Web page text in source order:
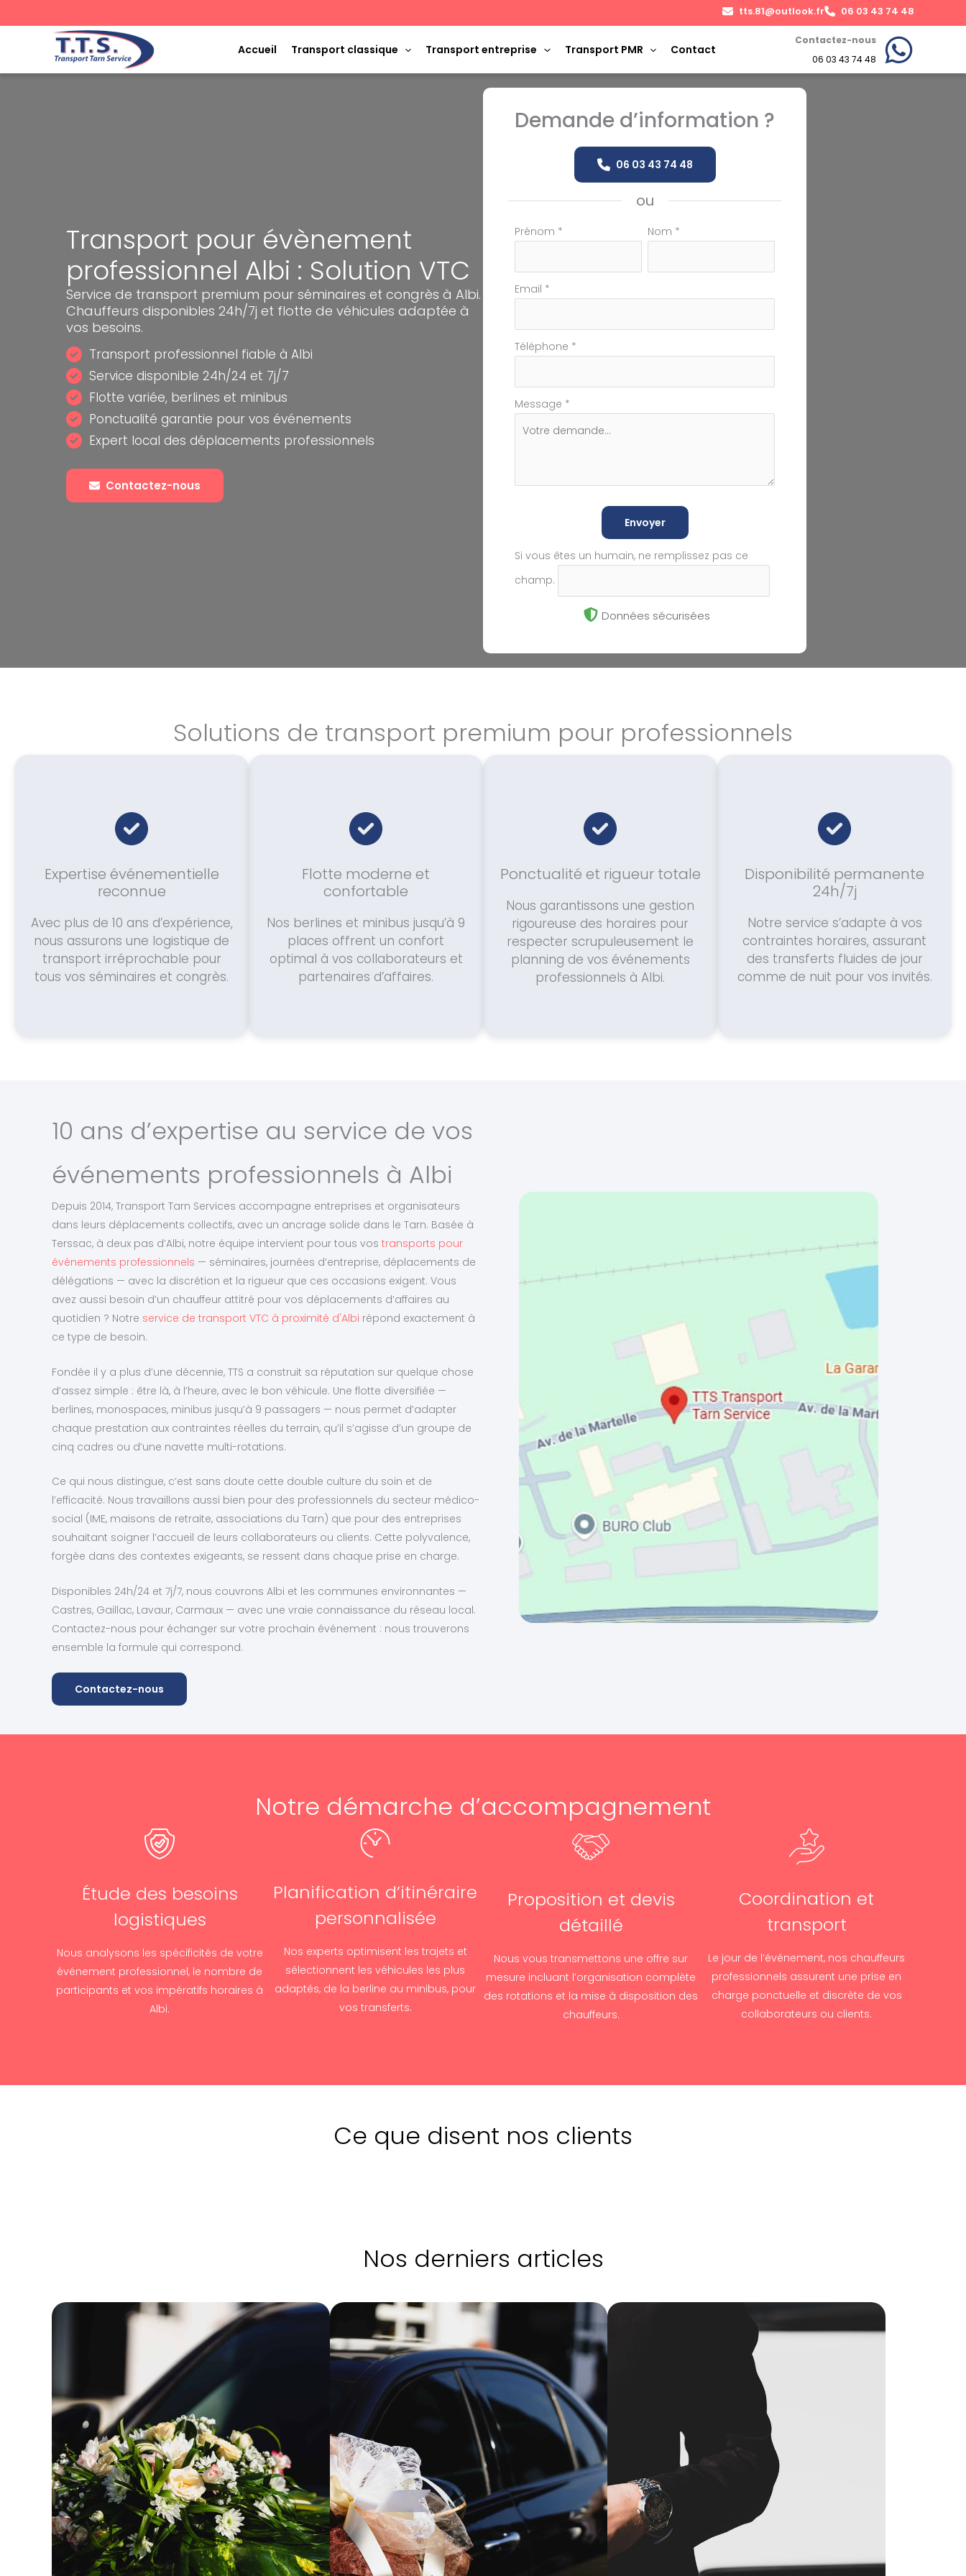
au
tts.81@outlook.fr 06 03 43 74 48
Accueil Transport classique Transport entreprise Transport PMR Contact
Contactez-nous
06 03 43 74 48
Transport pour évènement
professionnel Albi : Solution VTC
Service de transport premium pour séminaires et congrès à Albi.
Chauffeurs disponibles 24h/7j et flotte de véhicules adaptée à
vos besoins.
Transport professionnel fiable à Albi
Service disponible 24h/24 et 7j/7
Flotte variée, berlines et minibus
Ponctualité garantie pour vos événements
Expert local des déplacements professionnels
Contactez-nous
Demande d’information ?
06 03 43 74 48
ou
Formulaire
téléphone
Prénom * Nom *
Email *
Téléphone *
Message *
Envoyer
Si vous êtes un humain, ne remplissez pas ce
champ.
Données sécurisées
Solutions de transport premium pour professionnels
Expertise événementielle
reconnue
Avec plus de 10 ans d’expérience,
nous assurons une logistique de
transport irréprochable pour
tous vos séminaires et congrès.
Flotte moderne et
confortable
Nos berlines et minibus jusqu’à 9
places offrent un confort
optimal à vos collaborateurs et
partenaires d’affaires.
Ponctualité et rigueur totale
Nous garantissons une gestion
rigoureuse des horaires pour
respecter scrupuleusement le
planning de vos événements
professionnels à Albi.
Disponibilité permanente
24h/7j
Notre service s’adapte à vos
contraintes horaires, assurant
des transferts fluides de jour
comme de nuit pour vos invités.
10 ans d’expertise au service de vos
événements professionnels à Albi
Depuis 2014, Transport Tarn Services accompagne entreprises et organisateurs
dans leurs déplacements collectifs, avec un ancrage solide dans le Tarn. Basée à
Terssac, à deux pas d’Albi, notre équipe intervient pour tous vos transports pour
événements professionnels — séminaires, journées d’entreprise, déplacements de
délégations — avec la discrétion et la rigueur que ces occasions exigent. Vous
avez aussi besoin d’un chauffeur attitré pour vos déplacements d’affaires au
quotidien ? Notre service de transport VTC à proximité d'Albi répond exactement à
ce type de besoin.
Fondée il y a plus d’une décennie, TTS a construit sa réputation sur quelque chose
d’assez simple : être là, à l’heure, avec le bon véhicule. Une flotte diversifiée —
berlines, monospaces, minibus jusqu’à 9 passagers — nous permet d’adapter
chaque prestation aux contraintes réelles du terrain, qu’il s’agisse d’un groupe de
cinq cadres ou d’une navette multi-rotations.
Ce qui nous distingue, c’est sans doute cette double culture du soin et de
l’efficacité. Nous travaillons aussi bien pour des professionnels du secteur médico-
social (IME, maisons de retraite, associations du Tarn) que pour des entreprises
souhaitant soigner l’accueil de leurs collaborateurs ou clients. Cette polyvalence,
forgée dans des contextes exigeants, se ressent dans chaque prise en charge.
Disponibles 24h/24 et 7j/7, nous couvrons Albi et les communes environnantes —
Castres, Gaillac, Lavaur, Carmaux — avec une vraie connaissance du réseau local.
Contactez-nous pour échanger sur votre prochain événement : nous trouverons
ensemble la formule qui correspond.
Contactez-nous
Notre démarche d’accompagnement
Étude des besoins
logistiques
Nous analysons les spécificités de votre
événement professionnel, le nombre de
participants et vos impératifs horaires à
Albi.
Planification d’itinéraire
personnalisée
Nos experts optimisent les trajets et
sélectionnent les véhicules les plus
adaptés, de la berline au minibus, pour
vos transferts.
Proposition et devis
détaillé
Nous vous transmettons une offre sur
mesure incluant l’organisation complète
des rotations et la mise à disposition des
chauffeurs.
Coordination et
transport
Le jour de l’événement, nos chauffeurs
professionnels assurent une prise en
charge ponctuelle et discrète de vos
collaborateurs ou clients.
Ce que disent nos clients
Nos derniers articles